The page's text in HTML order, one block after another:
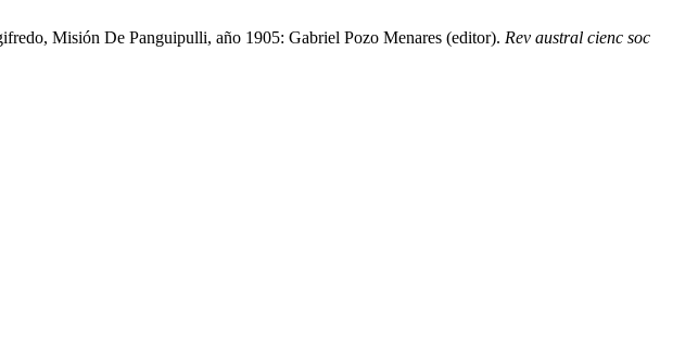
Misión De Panguipulli, año 1905: Gabriel Pozo Menares (editor). Rev austral cienc soc